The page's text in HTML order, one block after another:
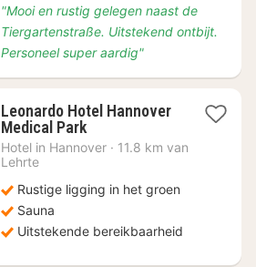
"Mooi en rustig gelegen naast de
Tiergartenstraße. Uitstekend ontbijt.
Personeel super aardig"
Leonardo Hotel Hannover
Medical Park2
nachten
74
Hotel in Hannover · 11.8 km van
Lehrte
Rustige ligging in het groen
Sauna
Uitstekende bereikbaarheid